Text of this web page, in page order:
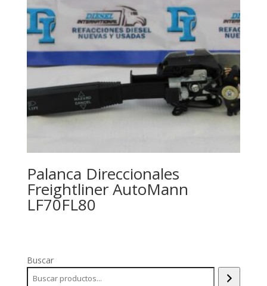
Palanca Direccionales
Freightliner AutoMann
LF70FL80
Buscar